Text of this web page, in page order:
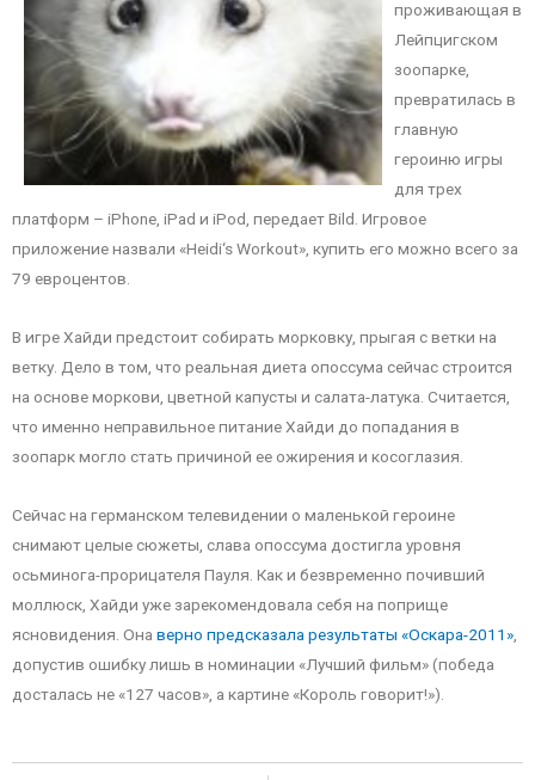
проживающая в
Лейпцигском
зоопарке,
превратилась в
главную
героиню игры
для трех
платформ – iPhone, iPad и iPod, передает Bild. Игровое
приложение назвали «Heidi‘s Workout», купить его можно всего за
79 евроцентов.
В игре Хайди предстоит собирать морковку, прыгая с ветки на
ветку. Дело в том, что реальная диета опоссума сейчас строится
на основе моркови, цветной капусты и салата-латука. Считается,
что именно неправильное питание Хайди до попадания в
зоопарк могло стать причиной ее ожирения и косоглазия.
Сейчас на германском телевидении о маленькой героине
снимают целые сюжеты, слава опоссума достигла уровня
осьминога-прорицателя Пауля. Как и безвременно почивший
моллюск, Хайди уже зарекомендовала себя на поприще
ясновидения. Она верно предсказала результаты «Оскара-2011»
допустив ошибку лишь в номинации «Лучший фильм» (победа
досталась не «127 часов», а картине «Король говорит!»).